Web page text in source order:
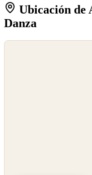
Ubicación de
Danza